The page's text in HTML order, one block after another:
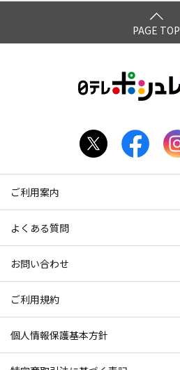
PAGE TOP
ご利用案内
よくある質問
お問い合わせ
ご利用規約
個人情報保護基本方針